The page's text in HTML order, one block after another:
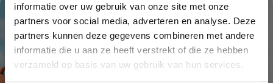
informatie over uw gebruik van onze site met onze
partners voor social media, adverteren en analyse. Deze
partners kunnen deze gegevens combineren met andere
informatie die u aan ze heeft verstrekt of die ze hebben
verzameld op basis van uw gebruik van hun services.